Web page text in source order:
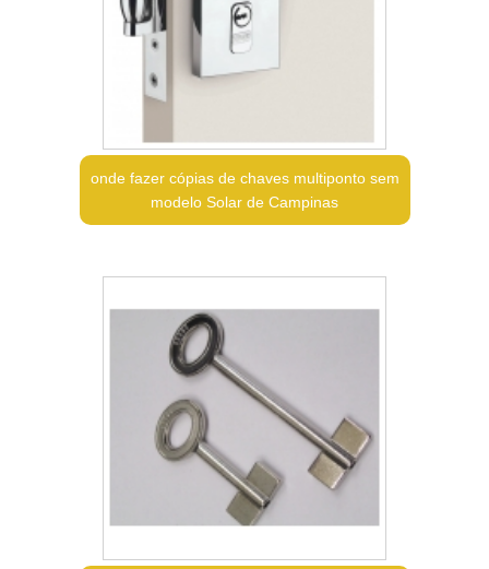
onde fazer cópias de chaves multiponto sem
modelo Solar de Campinas